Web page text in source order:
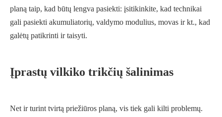
planą taip, kad būtų lengva pasiekti: įsitikinkite, kad technikai
gali pasiekti akumuliatorių, valdymo modulius, movas ir kt., kad
galėtų patikrinti ir taisyti.
Įprastų vilkiko trikčių šalinimas
Net ir turint tvirtą priežiūros planą, vis tiek gali kilti problemų.